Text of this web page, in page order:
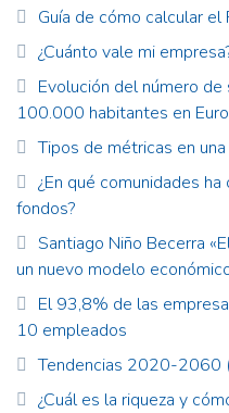
Guía de cómo calcular el
¿Cuánto vale mi
Evolución del número
100.000 habitantes en
Tipos de métricas en
¿En qué comunidades
fondos?
Santiago Niño Becerra
un nuevo modelo
El 93,8% de las
10 empleados
Tendencias 2020-2060
¿Cuál es la riqueza y